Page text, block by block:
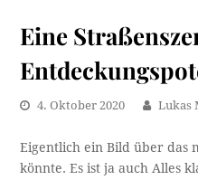
Eine
4. Oktober 2020 Lukas
Eigentlich ein Bild über das
könnte. Es ist ja auch Alles